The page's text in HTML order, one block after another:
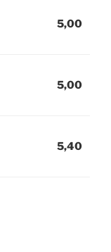
5,00
5,00
5,40